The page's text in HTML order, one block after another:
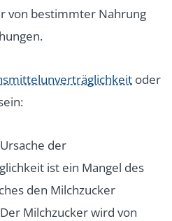
von bestimmter Nahrung
oder
der
ist ein Mangel des
den Milchzucker
Milchzucker wird von